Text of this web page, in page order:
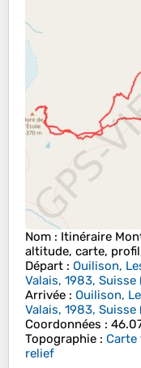
Nom : Itinéraire
altitude, carte,
Départ : Ouilison,
Valais, 1983, Suisse
Arrivée : Ouilison,
Valais, 1983, Suisse
Coordonnées :
Topographie : Carte
relief